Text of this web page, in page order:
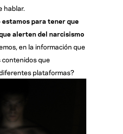
hablar.
estamos para tener que
alerten del narcisismo
en la información que
contenidos que
plataformas?